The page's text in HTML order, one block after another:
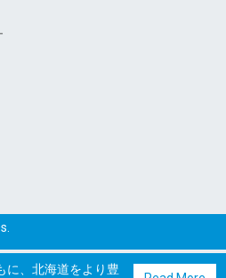
に、北海道をより豊